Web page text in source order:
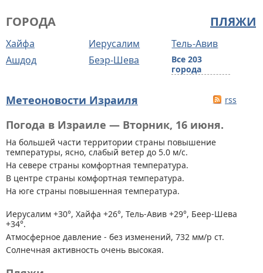
ПЛЯЖИ
ГОРОДА
Хайфа Иерусалим
Тель-Авив
Ашдод
Беэр-Шева
Все 203
города
Метеоновости Израиля rss
Погода в Израиле — Вторник, 16 июня.
На большей части территории страны повышение
температуры, ясно, слабый ветер до 5.0 м/с.
На севере страны комфортная температура.
В центре страны комфортная температура.
На юге страны повышенная температура.
Иерусалим +30°, Хайфа +26°, Тель-Авив +29°, Беер-Шева
+34°.
Атмосферное давление - без изменений, 732 мм/р ст.
Солнечная активность очень высокая.